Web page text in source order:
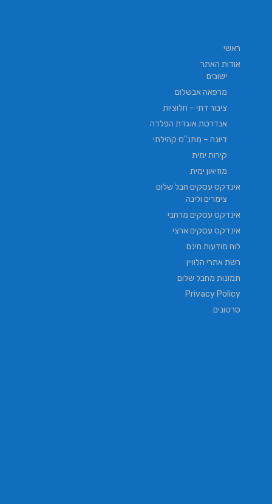
ראשי
אודות האתר
ישובים
מרפאה אבשלום
ציבור דתי – חלוציות
אנדרטת אוגדת הפלדה
דיונה – מתנ"ס קהילתי
קירות ימית
מוזיאון ימית
אינדקס עסקים חבל שלום
צימרים ולינה
אינדקס עסקים מרחבי
אינדקס עסקים ארצי
לוח מודעות חינם
רשת אתרי הלוויין
תמונות מחבל שלום
Privacy Policy
סרטונים